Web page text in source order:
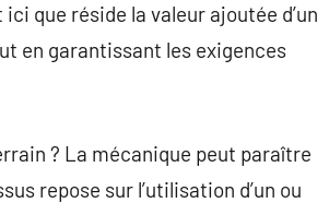
que réside la valeur ajoutée d’un
en garantissant les exigences
? La mécanique peut paraître
repose sur l’utilisation d’un ou